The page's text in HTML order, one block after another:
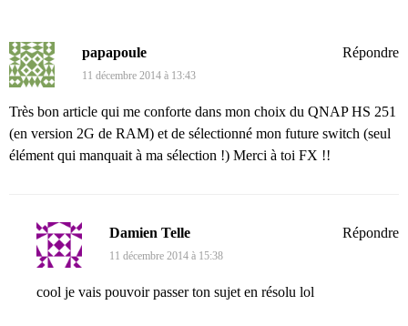
papapoule
11 décembre 2014 à 13:43
Très bon article qui me conforte dans mon choix du QNAP HS 251
(en version 2G de RAM) et de sélectionné mon future switch (seul
élément qui manquait à ma sélection !) Merci à toi FX !!
Répondre
Damien Telle
11 décembre 2014 à 15:38
cool je vais pouvoir passer ton sujet en résolu lol
Répondre